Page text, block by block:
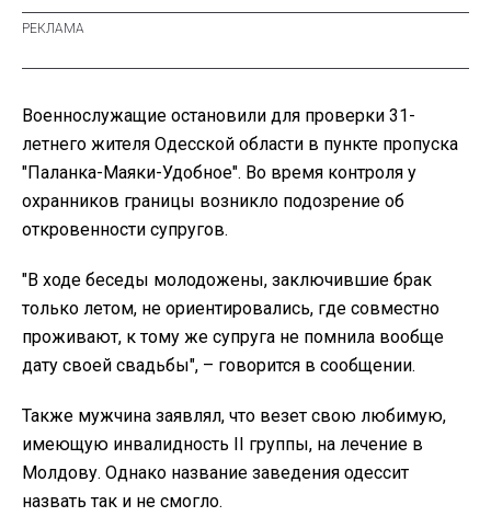
Военнослужащие остановили для проверки 31-
летнего жителя Одесской области в пункте пропуска
"Паланка-Маяки-Удобное". Во время контроля у
охранников границы возникло подозрение об
откровенности супругов.
"В ходе беседы молодожены, заключившие брак
только летом, не ориентировались, где совместно
проживают, к тому же супруга не помнила вообще
дату своей свадьбы", – говорится в сообщении.
Также мужчина заявлял, что везет свою любимую,
имеющую инвалидность ІІ группы, на лечение в
Молдову. Однако название заведения одессит
назвать так и не смогло.